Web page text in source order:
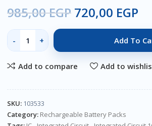
985,00EGP 720,00 EGP
Add To
Add to compare Add to
SKU: 103533
Category: Rechargeable Battery Packs